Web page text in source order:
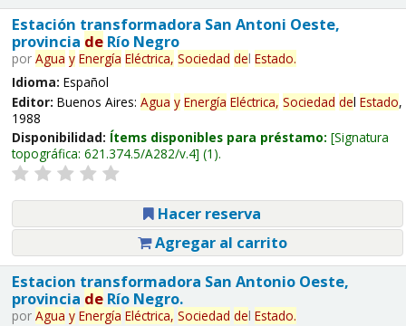
Estación transformadora San Antoni Oeste,
provincia deRío Negro
por Agua y Energía Eléctrica, Sociedad del Estado.
Idioma: Español
Editor: Buenos Aires: Agua y Energía Eléctrica, Sociedad del Estado,
1988
Disponibilidad: Ítems disponibles para préstamo: Signatura
topográfica: 621.374.5/A282/v.4 (1).
Hacer reserva
Agregar al carrito
Estacion transformadora San Antonio Oeste,
provincia deRío Negro.
por Agua y Energía Eléctrica, Sociedad del Estado.